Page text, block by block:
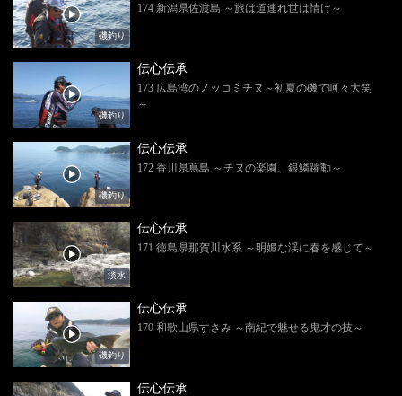
磯釣り
174 新潟県佐渡島 ～旅は道連れ世は情け～
磯釣り
伝心伝承
173 広島湾のノッコミチヌ～初夏の磯で呵々大笑
～
磯釣り
伝心伝承
172 香川県蔦島 ～チヌの楽園、銀鱗躍動～
淡水
伝心伝承
171 徳島県那賀川水系 ～明媚な渓に春を感じて～
磯釣り
伝心伝承
170 和歌山県すさみ ～南紀で魅せる鬼才の技～
伝心伝承